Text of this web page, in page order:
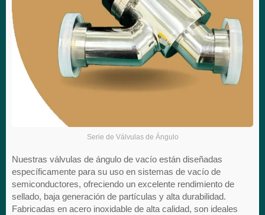
Serie de Válvulas de Ángulo
Nuestras válvulas de ángulo de vacío están diseñadas
específicamente para su uso en sistemas de vacío de
semiconductores, ofreciendo un excelente rendimiento de
sellado, baja generación de partículas y alta durabilidad.
Fabricadas en acero inoxidable de alta calidad, son ideales